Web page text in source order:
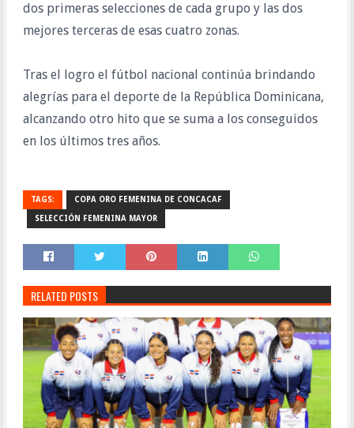
dos primeras selecciones de cada grupo y las dos
mejores terceras de esas cuatro zonas.
Tras el logro el fútbol nacional continúa brindando
alegrías para el deporte de la República Dominicana,
alcanzando otro hito que se suma a los conseguidos
en los últimos tres años.
TAGS: COPA ORO FEMENINA DE CONCACAF
SELECCIÓN FEMENINA MAYOR
RELATED POSTS